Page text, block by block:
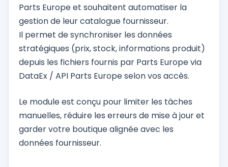
Parts Europe et souhaitent automatiser la
gestion de leur catalogue fournisseur.
Il permet de synchroniser les données
stratégiques (prix, stock, informations produit)
depuis les fichiers fournis par Parts Europe via
DataEx / API Parts Europe selon vos accès.
Le module est conçu pour limiter les tâches
manuelles, réduire les erreurs de mise à jour et
garder votre boutique alignée avec les
données fournisseur.